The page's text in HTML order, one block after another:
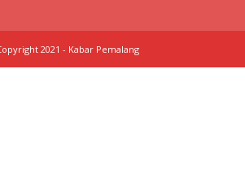
2021 - Kabar Pemalang